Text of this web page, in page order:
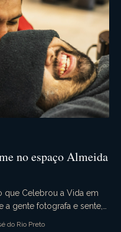
no espaço Almeida
que Celebrou a Vida em
a gente fotografa e sente,
do Rio Preto